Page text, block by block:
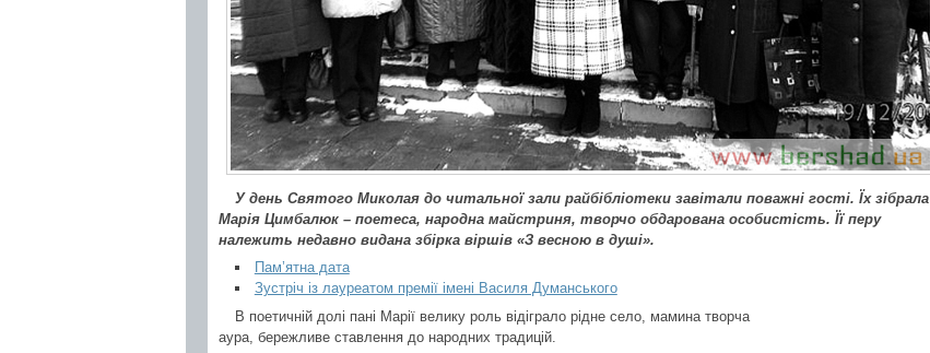
У день Святого Миколая до читальної зали райбібліотеки завітали поважні гості. Їх зібрала
Марія Цимбалюк – поетеса, народна майстриня, творчо обдарована особистість. Її перу
належить недавно видана збірка віршів «З весною в душі».
Пам’ятна дата
Зустріч із лауреатом премії імені Василя Думанського
В поетичній долі пані Марії велику роль відіграло рідне село, мамина творча
аура, бережливе ставлення до народних традицій.